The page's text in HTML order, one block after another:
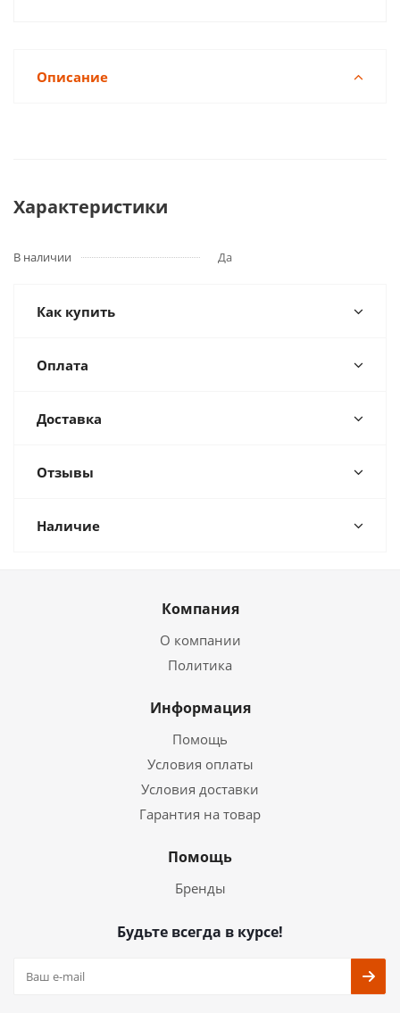
Описание
Характеристики
В наличии Да
Как купить
Оплата
Доставка
Отзывы
Наличие
Компания
О компании
Политика
Информация
Помощь
Условия оплаты
Условия доставки
Гарантия на товар
Помощь
Бренды
Будьте всегда в курсе!